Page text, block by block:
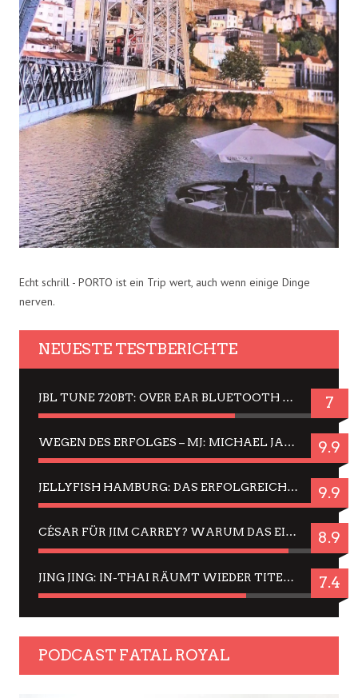
Echt schrill - PORTO ist ein Trip wert, auch wenn einige Dinge
nerven.
NEUESTE TESTBERICHTE
JBL TUNE 720BT: OVER EAR BLUETOOTH KOPFHÖRER UM DIE 50,-€ IM DAUER-TEST 7
WEGEN DES ERFOLGES – MJ: MICHAEL JACKSON MUSICAL IN EINER MATINEE SEHEN 9.9
JELLYFISH HAMBURG: DAS ERFOLGREICHE SOMMER-MENÜ 2025 IN GEFÜHLEN UND BILDERN 9.9
CÉSAR FÜR JIM CARREY? WARUM DAS EINER DER NERVIGSTEN ACTORS IST UND BLEIBT 8.9
JING JING: IN-THAI RÄUMT WIEDER TITEL AB – EIN ZWEI-STUNDEN-ERLEBNISBERICHT 7.4
PODCAST FATAL ROYAL